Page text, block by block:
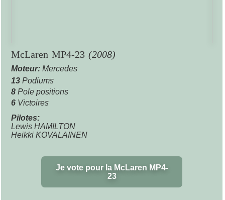
McLaren MP4-23 (2008)
Moteur: Mercedes
13 Podiums
8 Pole positions
6 Victoires
Pilotes:
Lewis HAMILTON
Heikki KOVALAINEN
Je vote pour la McLaren MP4-
23